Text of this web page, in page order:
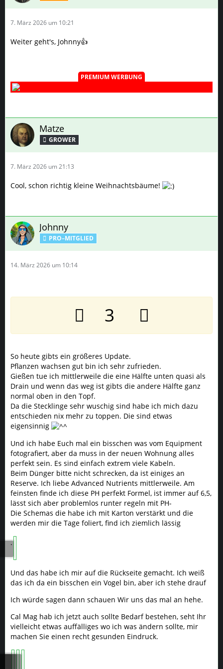
7. März 2026 um 10:21
Weiter geht's, Johnny👍
PREMIUM WERBUNG
Matze
GROWER
7. März 2026 um 21:13
Cool, schon richtig kleine Weihnachtsbäume!
Johnny
PRO–MITGLIED
14. März 2026 um 10:14
3
So heute gibts ein größeres Update.
Pflanzen wachsen gut bin ich sehr zufrieden.
Gießen tue ich mittlerweile die eine Hälfte unten quasi als
Drain und wenn das weg ist gibts die andere Hälfte ganz
normal oben in den Topf.
Da die Stecklinge sehr wuschig sind habe ich mich dazu
entschieden nix mehr zu toppen. Die sind etwas
eigensinnig
Und ich habe Euch mal ein bisschen was vom Equipment
fotografiert, aber da muss in der neuen Wohnung alles
perfekt sein. Es sind einfach extrem viele Kabeln.
Beim Dünger bitte nicht schrecken, da ist einiges an
Reserve. Ich liebe Advanced Nutrients mittlerweile. Am
feinsten finde ich diese PH perfekt Formel, ist immer auf 6,5,
lässt sich aber problemlos runter regeln mit PH-
Die Schemas die habe ich mit Karton verstärkt und die
werden mir die Tage foliert, find ich ziemlich lässig
.
Und das habe ich mir auf die Rückseite gemacht. Ich weiß
das ich da ein bisschen ein Vogel bin, aber ich stehe drauf
Ich würde sagen dann schauen Wir uns das mal an hehe.
Cal Mag hab ich jetzt auch sollte Bedarf bestehen, seht Ihr
vielleicht etwas auffälliges wo ich was ändern sollte, mir
machen Sie einen recht gesunden Eindruck.